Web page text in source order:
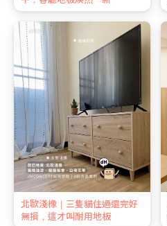
北歐淺橡｜三隻貓住過還完好
無損，這才叫耐用地板